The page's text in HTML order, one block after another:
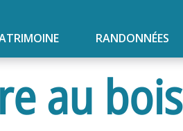
RANDONNÉES
au bois